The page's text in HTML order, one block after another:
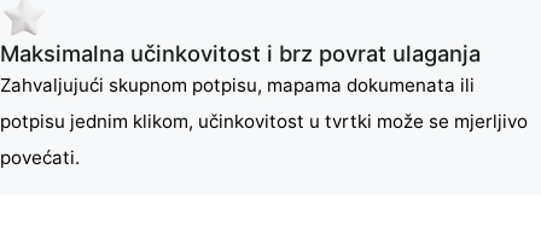
Maksimalna učinkovitost i brz povrat ulaganja
Zahvaljujući skupnom potpisu, mapama dokumenata ili
potpisu jednim klikom, učinkovitost u tvrtki može se mjerljivo
povećati.